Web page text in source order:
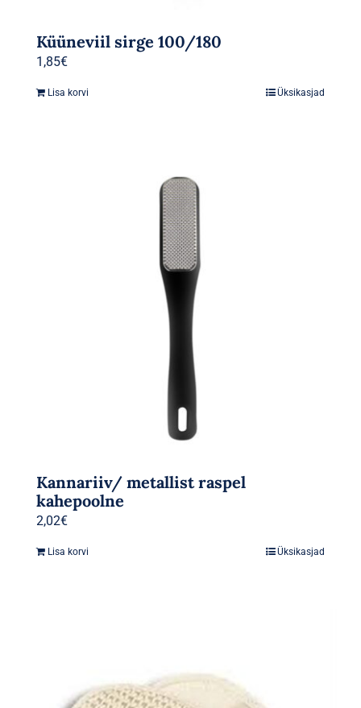
Küüneviil sirge 100/180
1,85€
Lisa korvi Üksikasjad
Kannariiv/ metallist raspel
kahepoolne
2,02€
Lisa korvi Üksikasjad